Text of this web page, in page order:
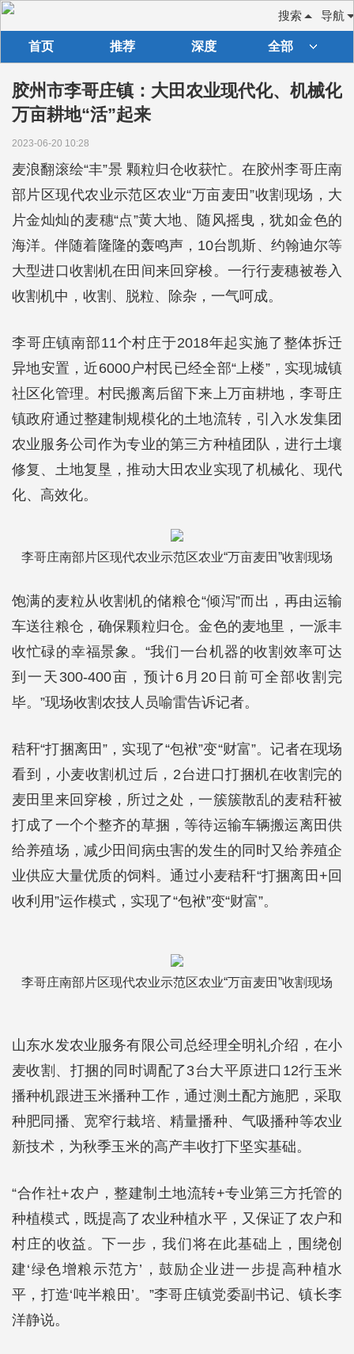
导航
搜索
首页 推荐 深度 全部
胶州市李哥庄镇：大田农业现代化、机械化
万亩耕地“活”起来
2023-06-20 10:28
麦浪翻滚绘“丰”景 颗粒归仓收获忙。在胶州李哥庄南
部片区现代农业示范区农业“万亩麦田”收割现场，大
片金灿灿的麦穗“点”黄大地、随风摇曳，犹如金色的
海洋。伴随着隆隆的轰鸣声，10台凯斯、约翰迪尔等
大型进口收割机在田间来回穿梭。一行行麦穗被卷入
收割机中，收割、脱粒、除杂，一气呵成。
李哥庄镇南部11个村庄于2018年起实施了整体拆迁
异地安置，近6000户村民已经全部“上楼”，实现城镇
社区化管理。村民搬离后留下来上万亩耕地，李哥庄
镇政府通过整建制规模化的土地流转，引入水发集团
农业服务公司作为专业的第三方种植团队，进行土壤
修复、土地复垦，推动大田农业实现了机械化、现代
化、高效化。
李哥庄南部片区现代农业示范区农业“万亩麦田”收割现场
饱满的麦粒从收割机的储粮仓“倾泻”而出，再由运输
车送往粮仓，确保颗粒归仓。金色的麦地里，一派丰
收忙碌的幸福景象。“我们一台机器的收割效率可达
到一天300-400亩，预计6月20日前可全部收割完
毕。”现场收割农技人员喻雷告诉记者。
秸秆“打捆离田”，实现了“包袱”变“财富”。记者在现场
看到，小麦收割机过后，2台进口打捆机在收割完的
麦田里来回穿梭，所过之处，一簇簇散乱的麦秸秆被
打成了一个个整齐的草捆，等待运输车辆搬运离田供
给养殖场，减少田间病虫害的发生的同时又给养殖企
业供应大量优质的饲料。通过小麦秸秆“打捆离田+回
收利用”运作模式，实现了“包袱”变“财富”。
李哥庄南部片区现代农业示范区农业“万亩麦田”收割现场
山东水发农业服务有限公司总经理全明礼介绍，在小
麦收割、打捆的同时调配了3台大平原进口12行玉米
播种机跟进玉米播种工作，通过测土配方施肥，采取
种肥同播、宽窄行栽培、精量播种、气吸播种等农业
新技术，为秋季玉米的高产丰收打下坚实基础。
“合作社+农户，整建制土地流转+专业第三方托管的
种植模式，既提高了农业种植水平，又保证了农户和
村庄的收益。下一步，我们将在此基础上，围绕创
建‘绿色增粮示范方’，鼓励企业进一步提高种植水
平，打造‘吨半粮田’。”李哥庄镇党委副书记、镇长李
洋静说。